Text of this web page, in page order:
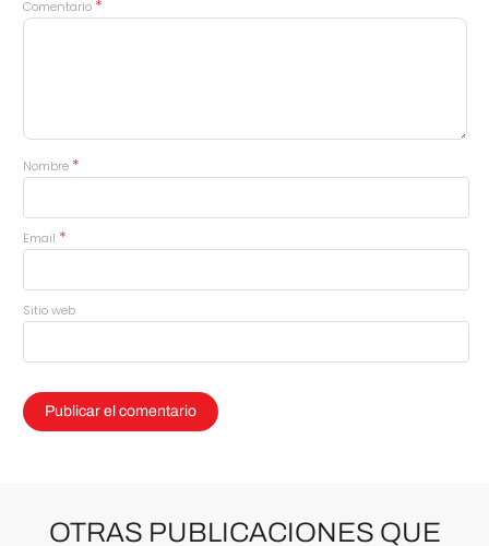
Comentario *
Nombre *
Email *
Sitio web
OTRAS PUBLICACIONES QUE